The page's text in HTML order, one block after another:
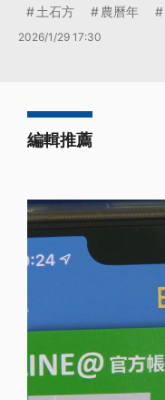
土石方 農曆年
2026/1/29 17:30
編輯推薦